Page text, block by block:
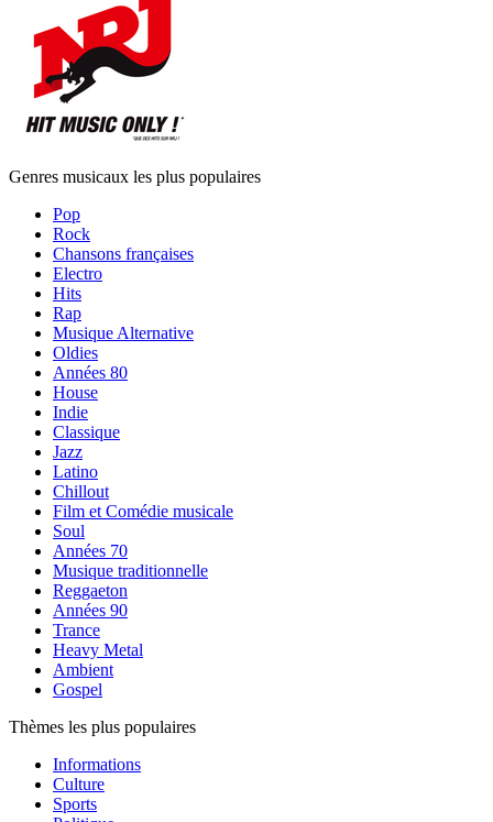
Genres musicaux les plus populaires
Pop
Rock
Chansons françaises
Electro
Hits
Rap
Musique Alternative
Oldies
Années 80
House
Indie
Classique
Jazz
Latino
Chillout
Film et Comédie musicale
Soul
Années 70
Musique traditionnelle
Reggaeton
Années 90
Trance
Heavy Metal
Ambient
Gospel
Thèmes les plus populaires
Informations
Culture
Sports